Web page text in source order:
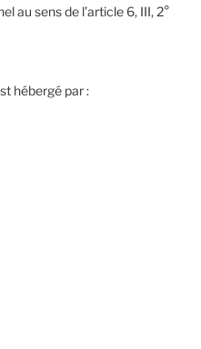
au sens de l’article 6, III, 2°
hébergé par :